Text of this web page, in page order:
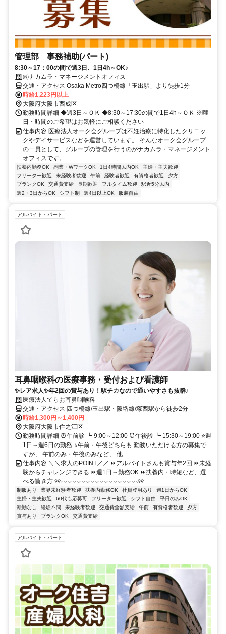
管理部 事務補助(パート)
8:30～17：00の間で週3日、1日4h～OK♪
㈱ナカムラ・マネージメントオフィス
交通・アクセス Osaka Metro四つ橋線「⽟出駅」より徒歩1分
時給1,223円以上
大阪府大阪市西成区
勤務時間詳細 ◆週3日～ＯＫ ◆8:30～17:30の間で1日4h～ＯＫ ※曜
日・時間のご希望はお気軽にご相談ください
仕事内容 医療法人オーク会グループは不妊治療に特化したクリニッ
クやデイサービスなどを運営しています。 そんなオーク会グループ
の一員として、グループの管理を行うのがナカムラ・マネージメント
オフィスです。...
扶養内勤務OK 副業・WワークOK 1日4時間以内OK
主婦・主夫歓迎
フリーター歓迎
未経験者歓迎 午前 経験者歓迎 有資格者歓迎
夕方
ブランクOK
交通費支給 長期歓迎 フルタイム歓迎
駅近5分以内
週2・3日からOK
シフト制 週4日以上OK 服装自由
アルバイト・パート
耳鼻咽喉科の医療事務・受付および看護師
✨レア求人✨年2回の賞与あり！駅チカなので通いやすさも抜群♪
医療法人てらお耳鼻咽喉科
交通・アクセス 四つ橋線/玉出駅・阪堺線/塚西駅から徒歩2分
時給1,300円～1,400円
大阪府大阪市住之江区
勤務時間詳細 ⏰午前診 ┗ 9:00～12:00 ⏰午後診 ┗ 15:30～19:00 ⭐週
1日～週6日の勤務 ⭐午前・午後どちらも 勤務いただける方の募集で
すが、 午前のみ・午後のみなど、 他...
仕事内容 ＼＼求人のPOINT／／ ⏩アルバイトさんも賞与年2回 ⏩未経
験からチャレンジできる ⏩週1日～勤務OK ⏩扶養内・時短など、選
べる働き方 ୨୧⌒⌒⌒⌒⌒⌒⌒⌒⌒⌒⌒⌒⌒⌒⌒⌒⌒୨୧...
制服あり 業界未経験者歓迎 扶養内勤務OK 社員登用あり
週1日からOK
主婦・主夫歓迎
60代も応募可 フリーター歓迎 シフト自由
平日のみOK
転勤なし
経験不問 未経験者歓迎 交通費全額支給 午前 有資格者歓迎
夕方
賞与あり
ブランクOK 交通費支給
アルバイト・パート